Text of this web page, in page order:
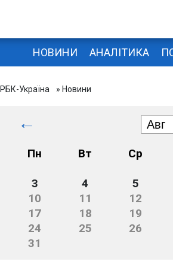
НОВИНИ АНАЛІТИКА
РБК-Україна » Новини
←
Пн Вт Ср
3
4 5
10
11 12
17
18 19
24
25 26
31